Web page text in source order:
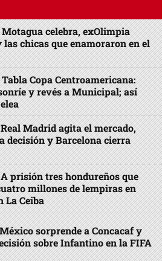
Motagua celebra, exOlimpia
las chicas que enamoraron en el
Tabla Copa Centroamericana:
y revés a Municipal; así
Real Madrid agita el mercado,
decisión y Barcelona cierra
A prisión tres hondureños que
millones de lempiras en
La Ceiba
México sorprende a Concacaf y
sobre Infantino en la FIFA